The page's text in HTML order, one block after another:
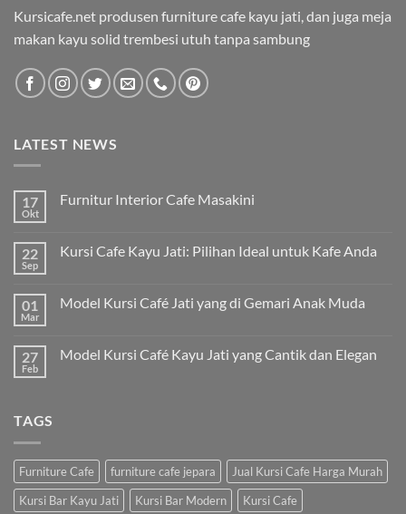
Kursicafe.net produsen furniture cafe kayu jati, dan juga meja
makan kayu solid trembesi utuh tanpa sambung
LATEST NEWS
17
Okt
Furnitur Interior Cafe Masakini
22
Sep
Kursi Cafe Kayu Jati: Pilihan Ideal untuk Kafe Anda
01
Mar
Model Kursi Café Jati yang di Gemari Anak Muda
27
Feb
Model Kursi Café Kayu Jati yang Cantik dan Elegan
TAGS
Furniture Cafe furniture cafe jepara
Jual Kursi Cafe Harga Murah
Kursi Bar Kayu Jati
Kursi Bar Modern
Kursi Cafe